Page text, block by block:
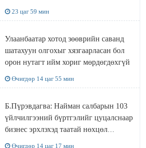
23 цаг 59 мин
Улаанбаатар хотод зөөврийн саванд
шатахуун олгохыг хязгаарласан бол
орон нутагт ийм хориг мөрдөгдөхгүй
Өчигдөр 14 цаг 55 мин
Б.Пүрэвдагва: Найман салбарын 103
үйлчилгээний бүртгэлийг цуцалснаар
бизнес эрхлэхэд таатай нөхцөл
Өчигдөр 14 цаг 17 мин